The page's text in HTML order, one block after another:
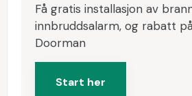
Få gratis installasjon av
innbruddsalarm, og rabatt
Doorman
Start her